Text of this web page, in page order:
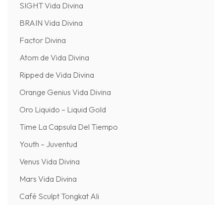
SIGHT Vida Divina
BRAIN Vida Divina
Factor Divina
Atom de Vida Divina
Ripped de Vida Divina
Orange Genius Vida Divina
Oro Liquido – Liquid Gold
Time La Capsula Del Tiempo
Youth – Juventud
Venus Vida Divina
Mars Vida Divina
Café Sculpt Tongkat Ali